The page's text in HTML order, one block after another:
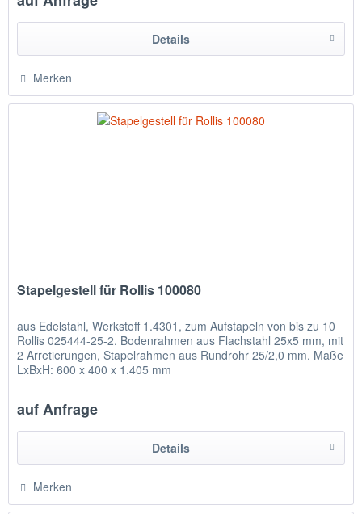
Details
Merken
Stapelgestell für Rollis 100080
aus Edelstahl, Werkstoff 1.4301, zum Aufstapeln von bis zu 10
Rollis 025444-25-2. Bodenrahmen aus Flachstahl 25x5 mm, mit
2 Arretierungen, Stapelrahmen aus Rundrohr 25/2,0 mm. Maße
LxBxH: 600 x 400 x 1.405 mm
auf Anfrage
Details
Merken